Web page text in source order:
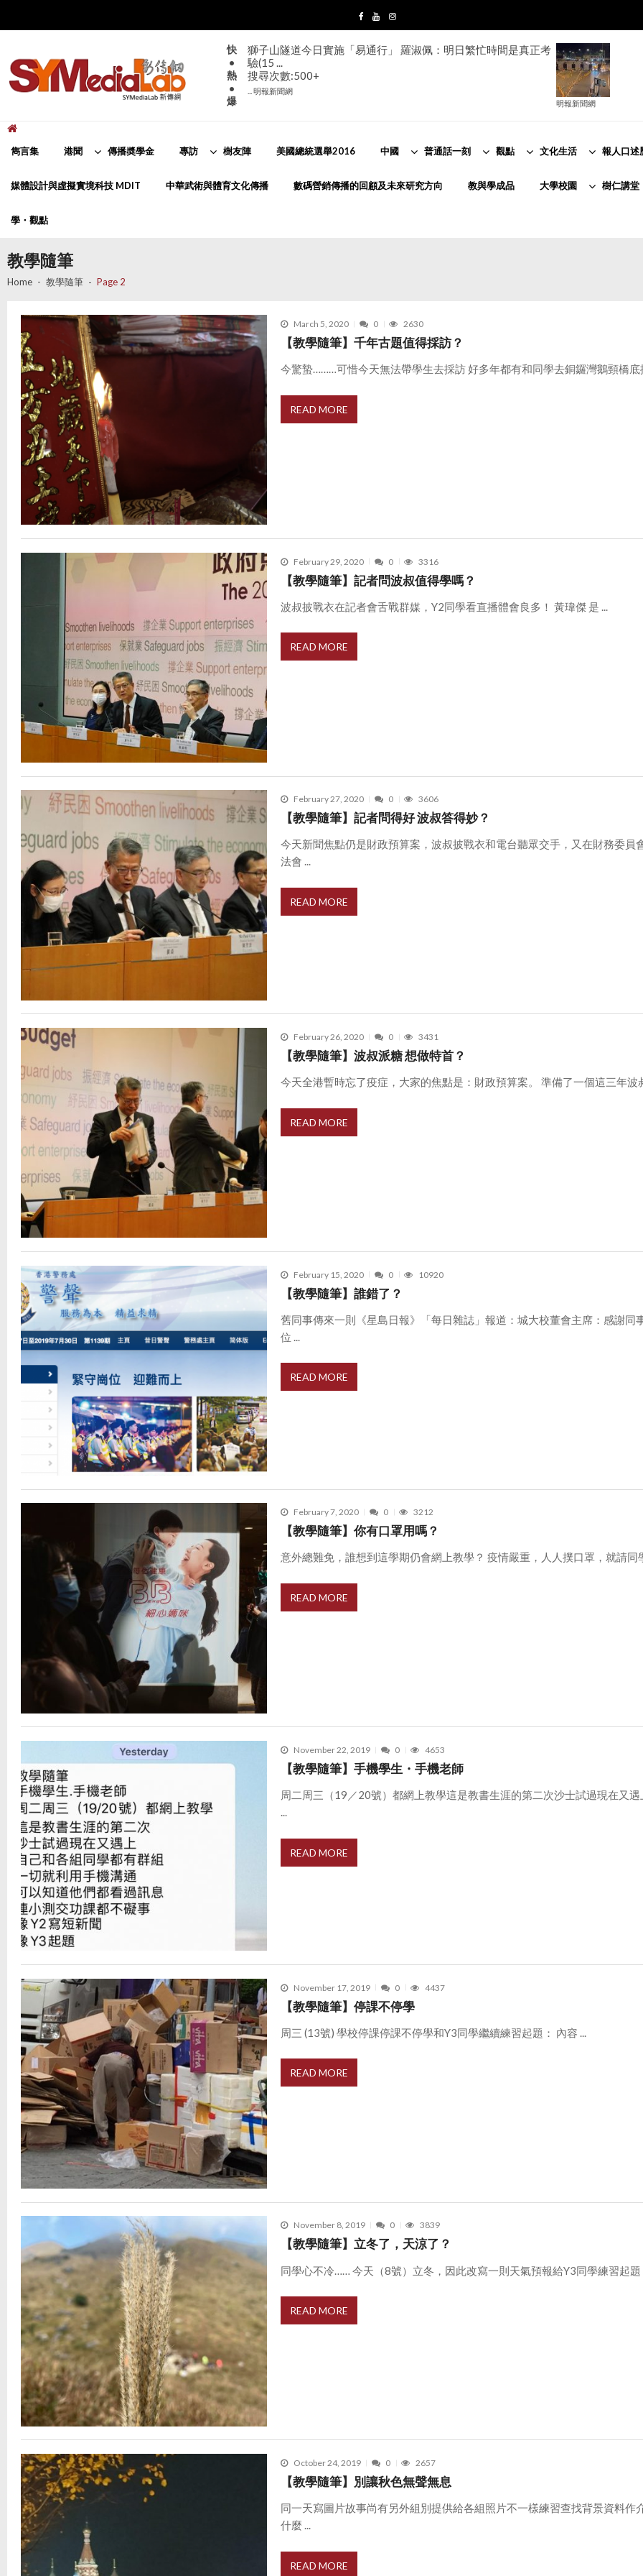
navigation
content
快
•
熱
•
爆
獅子山隧道今日實施「易通行」 羅淑佩：明日繁忙時間是真正考
驗(15 ...
搜尋次數:500+
... 明報新聞網
明報新聞網
雋言集 港聞 傳播奬學金 專訪 樹友陣 美國總統選舉2016 中國 普通話一刻 觀點 文化生活 報人口述
媒體設計與虛擬實境科技 MDIT 中華武術與體育文化傳播 數碼營銷傳播的回顧及未來研究方向 教與學成品 大學校園 樹仁講堂
學・觀點
教學隨筆
Home 教學隨筆 Page 2
March 5, 2020 0 2630
【教學隨筆】千年古題值得採訪？
今驚蟄………可惜今天無法帶學生去採訪 好多年都有和同學去銅鑼灣鵝頸橋底
READ MORE
February 29, 2020 0 3316
【教學隨筆】記者問波叔值得學嗎？
波叔披戰衣在記者會舌戰群媒，Y2同學看直播體會良多！ 黃瑋傑 是 ...
READ MORE
February 27, 2020 0 3606
【教學隨筆】記者問得好 波叔答得妙？
今天新聞焦點仍是財政預算案，波叔披戰衣和電台聽眾交手，又在財務委員
法會 ...
READ MORE
February 26, 2020 0 3431
【教學隨筆】波叔派糖 想做特首？
今天全港暫時忘了疫症，大家的焦點是：財政預算案。 準備了一個這三年波
READ MORE
February 15, 2020 0 10920
【教學隨筆】誰錯了？
舊同事傳來一則《星島日報》「每日雜誌」報道：城大校董會主席：感謝同
位 ...
READ MORE
February 7, 2020 0 3212
【教學隨筆】你有口罩用嗎？
意外總難免，誰想到這學期仍會網上教學？ 疫情嚴重，人人撲口罩，就請同
READ MORE
November 22, 2019 0 4653
【教學隨筆】手機學生・手機老師
周二周三（19／20號）都網上教學這是教書生涯的第二次沙士試過現在又
...
READ MORE
November 17, 2019 0 4437
【教學隨筆】停課不停學
周三 (13號) 學校停課停課不停學和Y3同學繼續練習起題： 內容 ...
READ MORE
November 8, 2019 0 3839
【教學隨筆】立冬了，天涼了？
同學心不冷…… 今天（8號）立冬，因此改寫一則天氣預報給Y3同學練習起題
READ MORE
October 24, 2019 0 2657
【教學隨筆】別讓秋色無聲無息
同一天寫圖片故事尚有另外組別提供給各組照片不一樣練習查找背景資料作
什麼 ...
READ MORE